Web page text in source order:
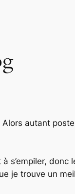
autant
s’empiler,
je trouve un